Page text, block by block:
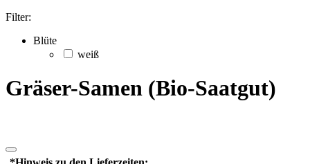
Filter:
Blüte
weiß
Gräser-Samen (Bio-Saatgut)